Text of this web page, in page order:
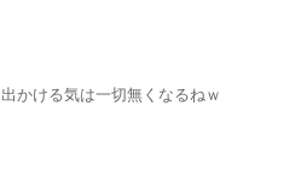
かける気は一切無くなるねｗ